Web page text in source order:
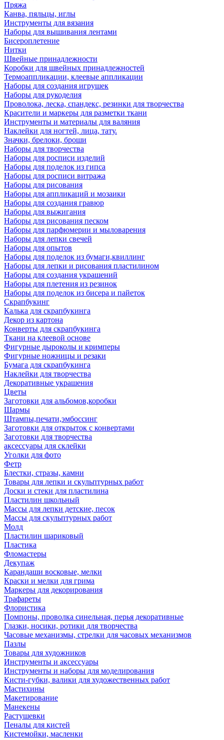
Пряжа
Канва, пяльцы, иглы
Инструменты для вязания
Наборы для вышивания лентами
Бисероплетение
Нитки
Швейные принадлежности
Коробки для швейных принадлежностей
Термоаппликации, клеевые аппликации
Наборы для создания игрушек
Наборы для рукоделия
Проволока, леска, спандекс, резинки для творчества
Красители и маркеры для разметки ткани
Инструменты и материалы для валяния
Наклейки для ногтей, лица, тату.
Значки, брелоки, броши
Наборы для творчества
Наборы для росписи изделий
Наборы для поделок из гипса
Наборы для росписи витража
Наборы для рисования
Наборы для аппликаций и мозаики
Наборы для создания гравюр
Наборы для выжигания
Наборы для рисования песком
Наборы для парфюмерии и мыловарения
Наборы для лепки свечей
Наборы для опытов
Наборы для поделок из бумаги,квиллинг
Наборы для лепки и рисования пластилином
Наборы для создания украшений
Наборы для плетения из резинок
Наборы для поделок из бисера и пайеток
Скрапбукинг
Калька для скрапбукинга
Декор из картона
Конверты для скрапбукинга
Ткани на клеевой основе
Фигурные дыроколы и кримперы
Фигурные ножницы и резаки
Бумага для скрапбукинга
Наклейки для творчества
Декоративные украшения
Цветы
Заготовки для альбомов,коробки
Шармы
Штампы,печати,эмбоссинг
Заготовки для открыток с конвертами
Заготовки для творчества
аксессуары для склейки
Уголки для фото
Фетр
Блестки, стразы, камни
Товары для лепки и скульптурных работ
Доски и стеки для пластилина
Пластилин школьный
Массы для лепки детские, песок
Массы для скульптурных работ
Молд
Пластилин шариковый
Пластика
Фломастеры
Декупаж
Карандаши восковые, мелки
Краски и мелки для грима
Маркеры для декорирования
Трафареты
Флористика
Помпоны, проволка синельная, перья декоративные
Глазки, носики, ротики для творчества
Часовые механизмы, стрелки для часовых механизмов
Пазлы
Товары для художников
Инструменты и аксессуары
Инструменты и наборы для моделирования
Кисти-губки, валики для художественных работ
Мастихины
Макетирование
Манекены
Растушевки
Пеналы для кистей
Кистемойки, масленки